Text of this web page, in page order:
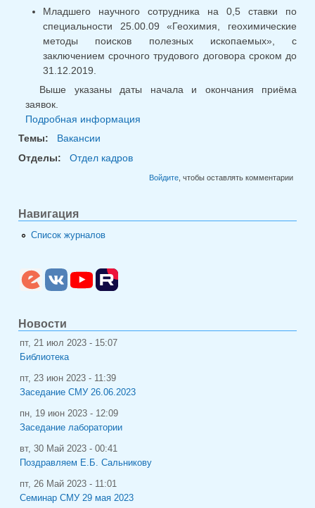
Младшего научного сотрудника на 0,5 ставки по
специальности 25.00.09 «Геохимия, геохимические
методы поисков полезных ископаемых», с
заключением срочного трудового договора сроком до
31.12.2019.
Выше указаны даты начала и окончания приёма
заявок.
Подробная информация
Темы:
Вакансии
Отделы:
Отдел кадров
Войдите, чтобы оставлять комментарии
Навигация
Список журналов
Новости
пт, 21 июл 2023 - 15:07
Библиотека
пт, 23 июн 2023 - 11:39
Заседание СМУ 26.06.2023
пн, 19 июн 2023 - 12:09
Заседание лаборатории
вт, 30 Май 2023 - 00:41
Поздравляем Е.Б. Сальникову
пт, 26 Май 2023 - 11:01
Семинар СМУ 29 мая 2023